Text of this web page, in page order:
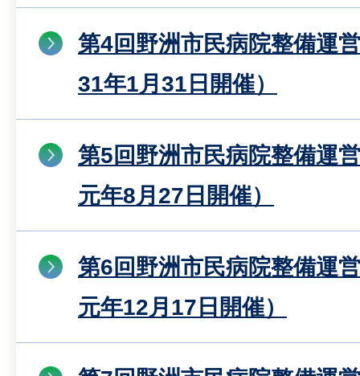
第4回野洲市民病院整備運
31年1月31日開催）
第5回野洲市民病院整備運
元年8月27日開催）
第6回野洲市民病院整備運
元年12月17日開催）